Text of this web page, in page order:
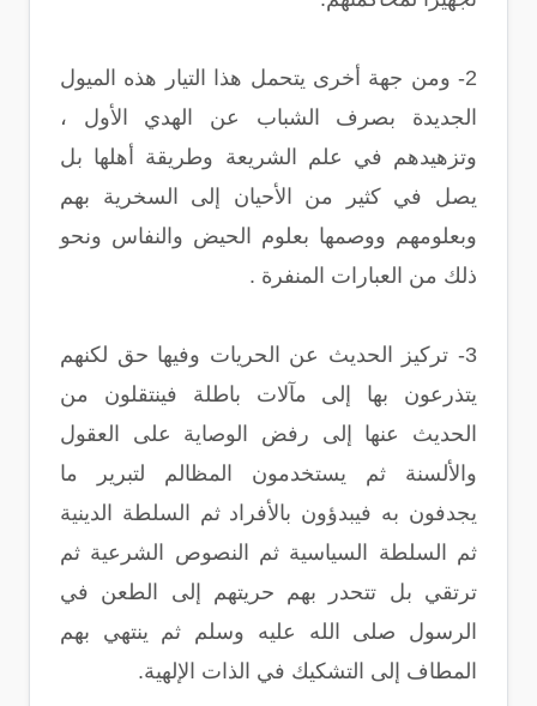
2- ومن جهة أخرى يتحمل هذا التيار هذه الميول
الجديدة بصرف الشباب عن الهدي الأول ،
وتزهيدهم في علم الشريعة وطريقة أهلها بل
يصل في كثير من الأحيان إلى السخرية بهم
وبعلومهم ووصمها بعلوم الحيض والنفاس ونحو
ذلك من العبارات المنفرة .
3- تركيز الحديث عن الحريات وفيها حق لكنهم
يتذرعون بها إلى مآلات باطلة فينتقلون من
الحديث عنها إلى رفض الوصاية على العقول
والألسنة ثم يستخدمون المظالم لتبرير ما
يجدفون به فيبدؤون بالأفراد ثم السلطة الدينية
ثم السلطة السياسية ثم النصوص الشرعية ثم
ترتقي بل تتحدر بهم حريتهم إلى الطعن في
الرسول صلى الله عليه وسلم ثم ينتهي بهم
المطاف إلى التشكيك في الذات الإلهية.